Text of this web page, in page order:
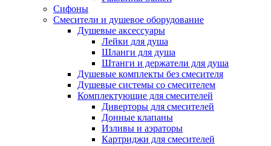
Сифоны
Смесители и душевое оборудование
Душевые аксессуары
Лейки для душа
Шланги для душа
Штанги и держатели для душа
Душевые комплекты без смесителя
Душевые системы со смесителем
Комплектующие для смесителей
Диверторы для смесителей
Донные клапаны
Изливы и аэраторы
Картриджи для смесителей